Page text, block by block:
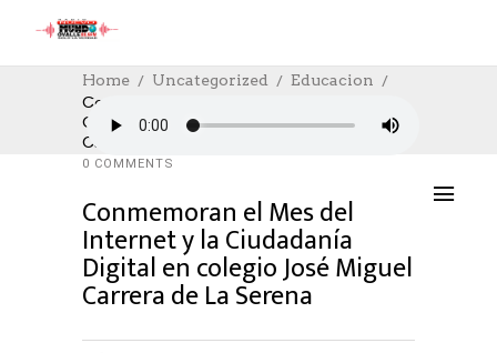
Home Uncategorized
Educacion
Conmemoran El Mes Del Internet Y La
Ciudadanía Digital En Colegio José Miguel
Carrera De La Serena
EDUCACION, NOTICIAS
17/05/2024
AUTHOR: HECTOR
0 COMMENTS
Conmemoran el Mes del
Internet y la Ciudadanía
Digital en colegio José Miguel
Carrera de La Serena